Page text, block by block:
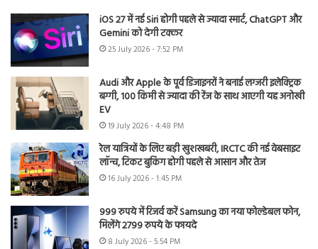
iOS 27 में नई Siri होगी पहले से ज्यादा स्मार्ट, ChatGPT और
Gemini को देगी टक्कर
25 July 2026 - 7:52 PM
Audi और Apple के पूर्व डिजाइनरों ने बनाई लग्जरी इलेक्ट्रिक
बग्गी, 100 किमी से ज्यादा की रेंज के साथ आएगी यह अनोखी
EV
19 July 2026 - 4:48 PM
रेल यात्रियों के लिए बड़ी खुशखबरी, IRCTC की नई वेबसाइट
लॉन्च, टिकट बुकिंग होगी पहले से आसान और तेज
16 July 2026 - 1:45 PM
999 रुपये में रिजर्व करें Samsung का नया फोल्डेबल फोन,
मिलेंगे 2799 रुपये के फायदे
8 July 2026 - 5:54 PM